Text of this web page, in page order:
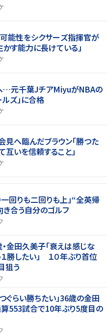
能性をシクサーズ指揮官が
す能力に長けている」
…元千葉JチアMiyuがNBAの
ズ」に合格
見へ臨んだブラウン「勝つた
いを信頼すること」
回りも二回りも上」“全英帰
合う自分のゴルフ
・金田久美子「衰えは感じな
勝したい」 １０年ぶり首位
狙う
ぐらい勝ちたい」36歳の金田
553試合で10年ぶり5度目の